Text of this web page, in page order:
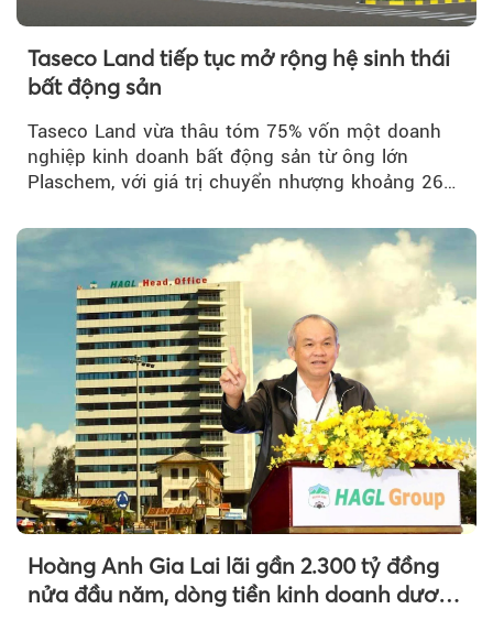
Taseco Land tiếp tục mở rộng hệ sinh thái
bất động sản
Taseco Land vừa thâu tóm 75% vốn một doanh
nghiệp kinh doanh bất động sản từ ông lớn
Plaschem, với giá trị chuyển nhượng khoảng 262
Hoàng Anh Gia Lai lãi gần 2.300 tỷ đồng
nửa đầu năm, dòng tiền kinh doanh dương